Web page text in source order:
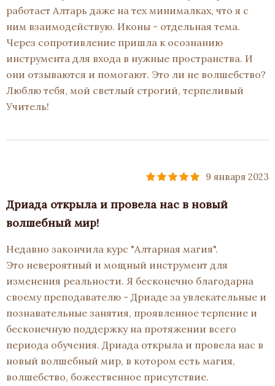
работает Алтарь даже на тех минималках, что я с
ним взаимодействую. Иконы - отдельная тема.
Через сопротивление пришла к осознанию
инструмента для входа в нужные пространства. И
они отзываются и помогают. Это ли не волшебство?
Люблю тебя, мой светлый строгий, терпеливый
Учитель!
9 января 2023
Дриада открыла и провела нас в новый
волшебный мир!
Недавно закончила курс "Алтарная магия".
Это невероятный и мощный инструмент для
изменения реальности. Я бесконечно благодарна
своему преподавателю - Дриаде за увлекательные и
познавательные занятия, проявленное терпение и
бесконечную поддержку на протяжении всего
периода обучения. Дриада открыла и провела нас в
новый волшебный мир, в котором есть магия,
волшебство, божественное присутствие.